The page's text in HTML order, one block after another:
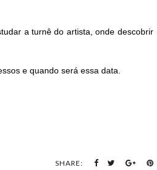
a turnê do artista, onde descobrir
e quando será essa data.
SHARE: